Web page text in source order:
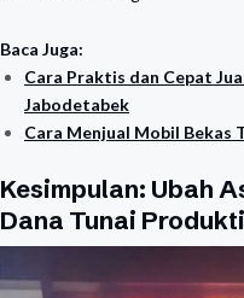
Baca Juga:
Cara Praktis dan Cepat
Jabodetabek
Cara Menjual Mobil Bekas
Kesimpulan: Ubah
Dana Tunai